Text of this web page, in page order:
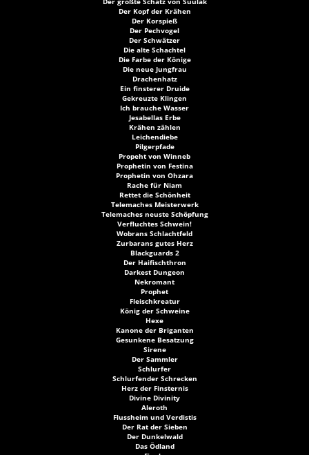
Der Kopf der Krähen
Der Korspieß
Der Pechvogel
Der Schwätzer
Die alte Schachtel
Die Farbe der Könige
Die neue Jungfrau
Drachenhatz
Ein finsterer Druide
Gekreuzte Klingen
Ich brauche Wasser
Jesabellas Erbe
Krähen zählen
Leichendiebe
Pilgerpfade
Propeht von Winneb
Prophetin von Festina
Prophetin von Ohzara
Rache für Niam
Rettet die Schönheit
Telemaches Meisterwerk
Telemaches neuste Schöpfung
Verfluchtes Schwein!
Wobrans Schlachtfeld
Zurbarans gutes Herz
Blackguards 2
Der Haifischthron
Darkest Dungeon
Nekromant
Prophet
Fleischkreatur
König der Schweine
Hexe
Kanone der Briganten
Gesunkene Besatzung
Sirene
Der Sammler
Schlurfer
Schlurfender Schrecken
Herz der Finsternis
Divine Divinity
Aleroth
Flussheim und Verdistis
Der Rat der Sieben
Der Dunkelwald
Das Ödland